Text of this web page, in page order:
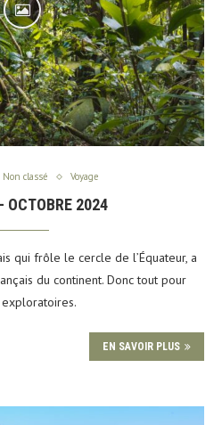
Non classé Voyage
OCTOBRE 2024
qui frôle le cercle de l’Équateur, a
du continent. Donc tout pour
EN SAVOIR PLUS